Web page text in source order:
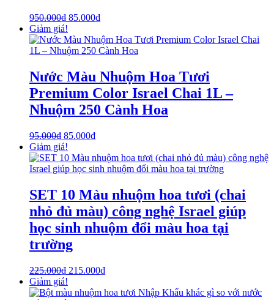
950.000₫ 85.000₫
Giảm giá!
Nước Màu Nhuộm Hoa Tươi
Premium Color Israel Chai 1L –
Nhuộm 250 Cành Hoa
95.000₫ 85.000₫
Giảm giá!
SET 10 Màu nhuộm hoa tươi (chai
nhỏ đủ màu) công nghệ Israel giúp
học sinh nhuộm đổi màu hoa tại
trường
225.000₫ 215.000₫
Giảm giá!